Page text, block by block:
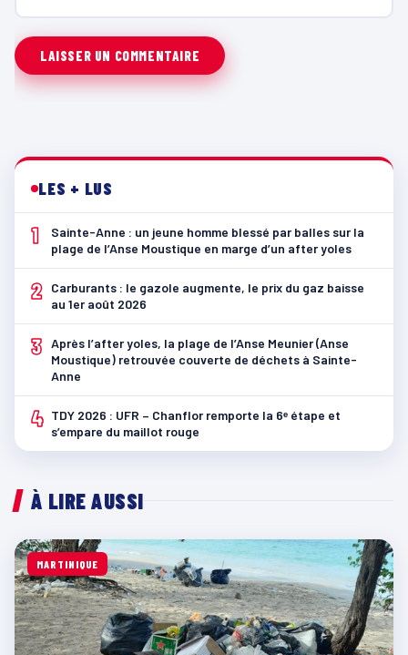
LES + LUS
1
Sainte-Anne : un jeune homme blessé par balles sur la
plage de l’Anse Moustique en marge d’un after yoles
2
Carburants : le gazole augmente, le prix du gaz baisse
au 1er août 2026
3 Après l’after yoles, la plage de l’Anse Meunier (Anse
Moustique) retrouvée couverte de déchets à Sainte-
Anne
4 TDY 2026 : UFR – Chanflor remporte la 6ᵉ étape et
s’empare du maillot rouge
À LIRE AUSSI
MARTINIQUE